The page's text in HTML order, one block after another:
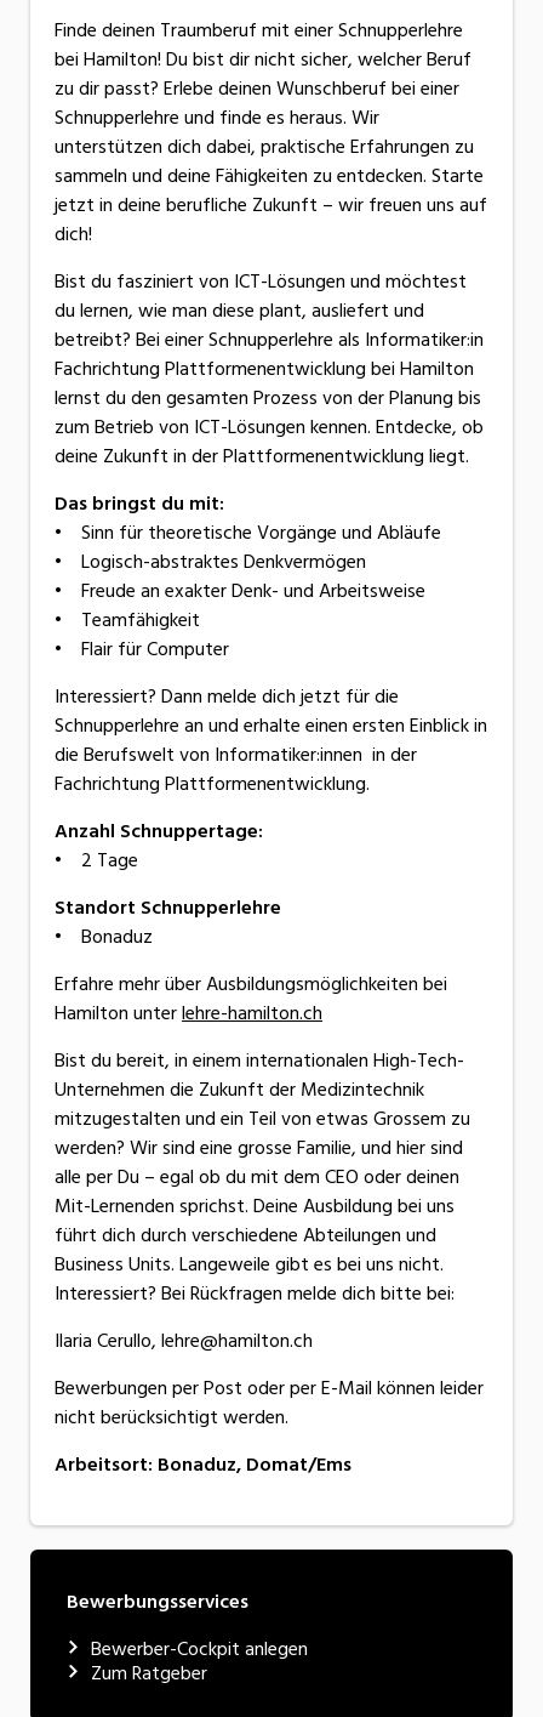
Finde deinen Traumberuf mit einer Schnupperlehre
bei Hamilton! Du bist dir nicht sicher, welcher Beruf
zu dir passt? Erlebe deinen Wunschberuf bei einer
Schnupperlehre und finde es heraus. Wir
unterstützen dich dabei, praktische Erfahrungen zu
sammeln und deine Fähigkeiten zu entdecken. Starte
jetzt in deine berufliche Zukunft – wir freuen uns auf
dich!
Bist du fasziniert von ICT-Lösungen und möchtest
du lernen, wie man diese plant, ausliefert und
betreibt? Bei einer Schnupperlehre als Informatiker:in
Fachrichtung Plattformenentwicklung bei Hamilton
lernst du den gesamten Prozess von der Planung bis
zum Betrieb von ICT-Lösungen kennen. Entdecke, ob
deine Zukunft in der Plattformenentwicklung liegt.
Das bringst du mit:
• Sinn für theoretische Vorgänge und Abläufe
• Logisch-abstraktes Denkvermögen
• Freude an exakter Denk- und Arbeitsweise
• Teamfähigkeit
• Flair für Computer
Interessiert? Dann melde dich jetzt für die
Schnupperlehre an und erhalte einen ersten Einblick in
die Berufswelt von Informatiker:innen in der
Fachrichtung Plattformenentwicklung.
Anzahl Schnuppertage:
• 2 Tage
Standort Schnupperlehre
• Bonaduz
Erfahre mehr über Ausbildungsmöglichkeiten bei
Hamilton unterlehre-hamilton.ch
Bist du bereit, in einem internationalen High-Tech-
Unternehmen die Zukunft der Medizintechnik
mitzugestalten und ein Teil von etwas Grossem zu
werden? Wir sind eine grosse Familie, und hier sind
alle per Du – egal ob du mit dem CEO oder deinen
Mit-Lernenden sprichst. Deine Ausbildung bei uns
führt dich durch verschiedene Abteilungen und
Business Units. Langeweile gibt es bei uns nicht.
Interessiert? Bei Rückfragen melde dich bitte bei:
Ilaria Cerullo, lehre@hamilton.ch
Bewerbungen per Post oder per E-Mail können leider
nicht berücksichtigt werden.
Arbeitsort: Bonaduz, Domat/Ems
Bewerbungsservices
Bewerber-Cockpit anlegen
Zum Ratgeber